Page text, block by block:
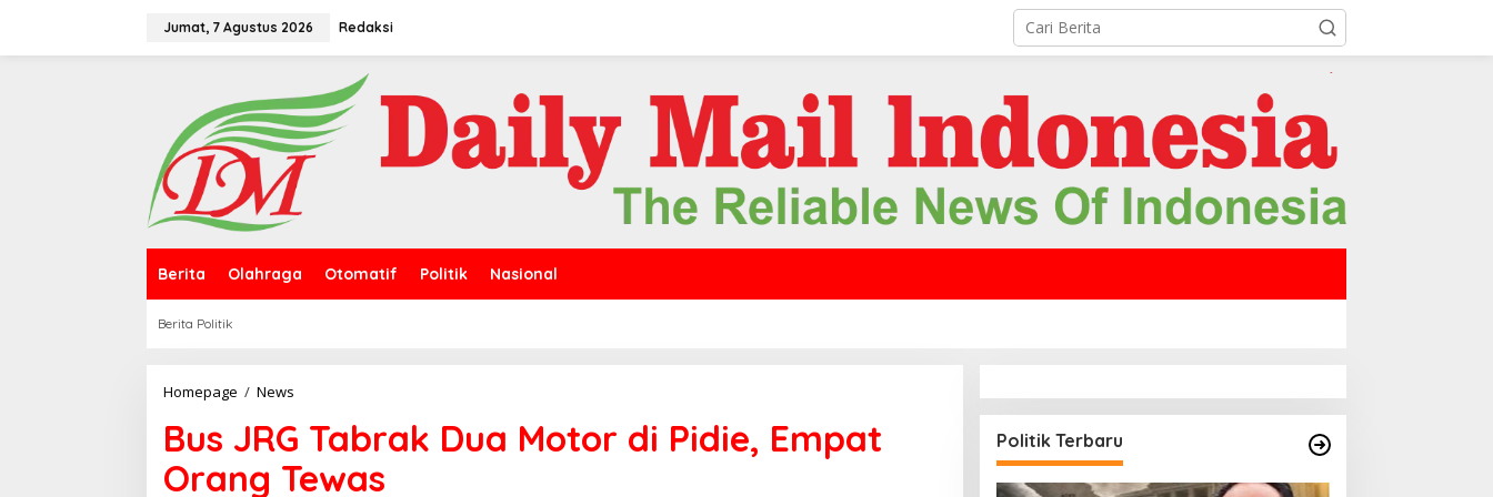
Jumat, 7 Agustus 2026 Redaksi
Berita Olahraga Otomatif Politik Nasional
Berita Politik
Homepage / News
s
J
R
G
Bus JRG Tabrak Dua Motor di Pidie, Empat
Orang Tewas
Politik Terbaru